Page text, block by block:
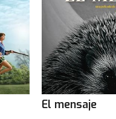
El mensaje